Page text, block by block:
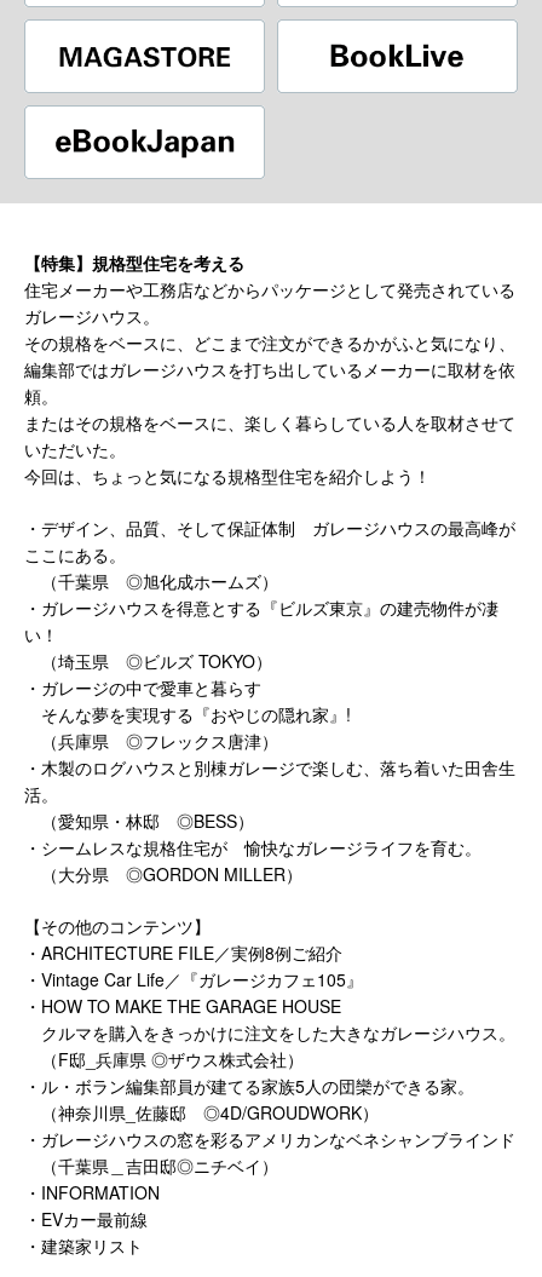
【特集】規格型住宅を考える
住宅メーカーや工務店などからパッケージとして発売されている
ガレージハウス。
その規格をベースに、どこまで注文ができるかがふと気になり、
編集部ではガレージハウスを打ち出しているメーカーに取材を依
頼。
またはその規格をベースに、楽しく暮らしている人を取材させて
いただいた。
今回は、ちょっと気になる規格型住宅を紹介しよう！
・デザイン、品質、そして保証体制 ガレージハウスの最高峰が
ここにある。
（千葉県 ◎旭化成ホームズ）
・ガレージハウスを得意とする『ビルズ東京』の建売物件が凄
い！
（埼玉県 ◎ビルズ TOKYO）
・ガレージの中で愛車と暮らす
そんな夢を実現する『おやじの隠れ家』!
（兵庫県 ◎フレックス唐津）
・木製のログハウスと別棟ガレージで楽しむ、落ち着いた田舎生
活。
（愛知県・林邸 ◎BESS）
・シームレスな規格住宅が 愉快なガレージライフを育む。
（大分県 ◎GORDON MILLER）
【その他のコンテンツ】
・ARCHITECTURE FILE／実例8例ご紹介
・Vintage Car Life／『ガレージカフェ105』
・HOW TO MAKE THE GARAGE HOUSE
クルマを購入をきっかけに注文をした大きなガレージハウス。
（F邸_兵庫県 ◎ザウス株式会社）
・ル・ボラン編集部員が建てる家族5人の団欒ができる家。
（神奈川県_佐藤邸 ◎4D/GROUDWORK）
・ガレージハウスの窓を彩るアメリカンなベネシャンブラインド
（千葉県＿吉田邸◎ニチベイ）
・INFORMATION
・EVカー最前線
・建築家リスト